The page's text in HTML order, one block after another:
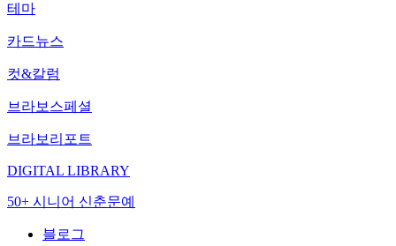
테마
카드뉴스
컷&칼럼
브라보스페셜
브라보리포트
DIGITAL LIBRARY
50+ 시니어 신춘문예
블로그